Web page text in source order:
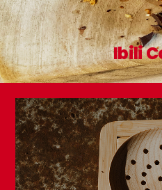
Ibili